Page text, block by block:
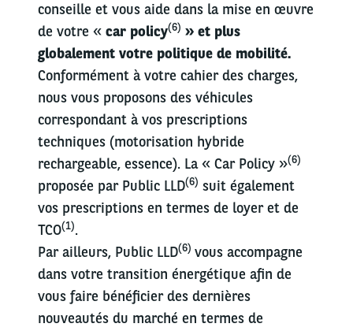
conseille et vous aide dans la mise en œuvre
de votre « car policy(6) » et plus
globalement votre politique de mobilité.
Conformément à votre cahier des charges,
nous vous proposons des véhicules
correspondant à vos prescriptions
techniques (motorisation hybride
rechargeable, essence). La « Car Policy »(6)
proposée par Public LLD(6) suit également
vos prescriptions en termes de loyer et de
TCO(1).
Par ailleurs, Public LLD(6) vous accompagne
dans votre transition énergétique afin de
vous faire bénéficier des dernières
nouveautés du marché en termes de